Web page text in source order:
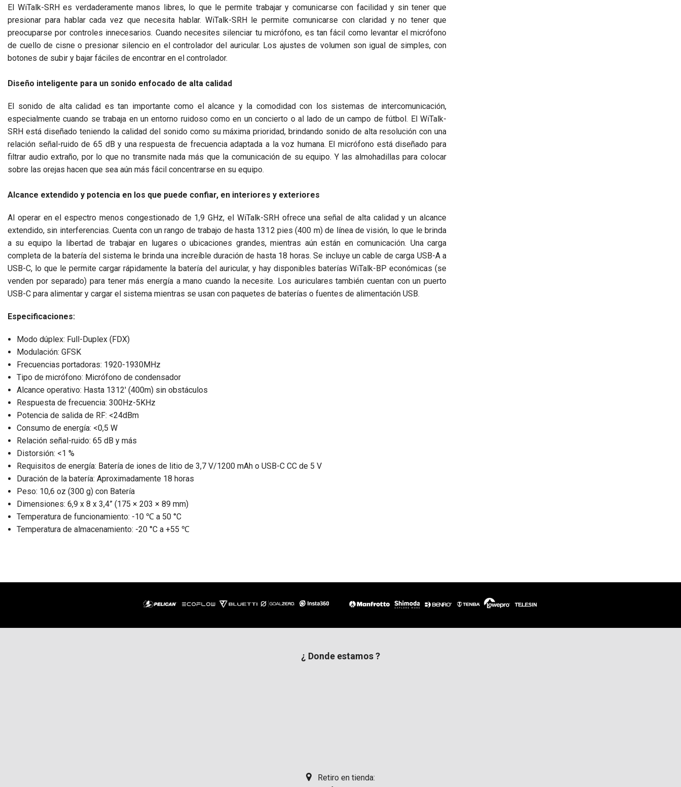
El WiTalk-SRH es verdaderamente manos libres, lo que le permite trabajar y comunicarse con facilidad y sin tener que
presionar para hablar cada vez que necesita hablar. WiTalk-SRH le permite comunicarse con claridad y no tener que
preocuparse por controles innecesarios. Cuando necesites silenciar tu micrófono, es tan fácil como levantar el micrófono
de cuello de cisne o presionar silencio en el controlador del auricular. Los ajustes de volumen son igual de simples, con
botones de subir y bajar fáciles de encontrar en el controlador.
Diseño inteligente para un sonido enfocado de alta calidad
El sonido de alta calidad es tan importante como el alcance y la comodidad con los sistemas de intercomunicación,
especialmente cuando se trabaja en un entorno ruidoso como en un concierto o al lado de un campo de fútbol. El WiTalk-
SRH está diseñado teniendo la calidad del sonido como su máxima prioridad, brindando sonido de alta resolución con una
relación señal-ruido de 65 dB y una respuesta de frecuencia adaptada a la voz humana. El micrófono está diseñado para
filtrar audio extraño, por lo que no transmite nada más que la comunicación de su equipo. Y las almohadillas para colocar
sobre las orejas hacen que sea aún más fácil concentrarse en su equipo.
Alcance extendido y potencia en los que puede confiar, en interiores y exteriores
Al operar en el espectro menos congestionado de 1,9 GHz, el WiTalk-SRH ofrece una señal de alta calidad y un alcance
extendido, sin interferencias. Cuenta con un rango de trabajo de hasta 1312 pies (400 m) de línea de visión, lo que le brinda
a su equipo la libertad de trabajar en lugares o ubicaciones grandes, mientras aún están en comunicación. Una carga
completa de la batería del sistema le brinda una increíble duración de hasta 18 horas. Se incluye un cable de carga USB-A a
USB-C, lo que le permite cargar rápidamente la batería del auricular, y hay disponibles baterías WiTalk-BP económicas (se
venden por separado) para tener más energía a mano cuando la necesite. Los auriculares también cuentan con un puerto
USB-C para alimentar y cargar el sistema mientras se usan con paquetes de baterías o fuentes de alimentación USB.
Especificaciones:
Modo dúplex: Full-Duplex (FDX)
Modulación: GFSK
Frecuencias portadoras: 1920-1930MHz
Tipo de micrófono: Micrófono de condensador
Alcance operativo: Hasta 1312' (400m) sin obstáculos
Respuesta de frecuencia: 300Hz-5KHz
Potencia de salida de RF: <24dBm
Consumo de energía: <0,5 W
Relación señal-ruido: 65 dB y más
Distorsión: <1 %
Requisitos de energía: Batería de iones de litio de 3,7 V/1200 mAh o USB-C CC de 5 V
Duración de la batería: Aproximadamente 18 horas
Peso: 10,6 oz (300 g) con Batería
Dimensiones: 6,9 x 8 x 3,4” (175 × 203 × 89 mm)
Temperatura de funcionamiento: -10 ℃ a 50 °C
Temperatura de almacenamiento: -20 °C a +55 ℃
¿ Donde estamos ?
Retiro en tienda: